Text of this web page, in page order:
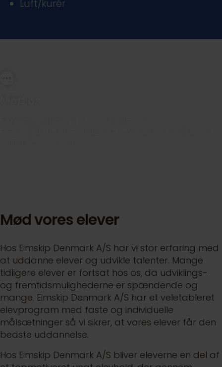
Luft/kurér
Mød vores elever
Hos Eimskip Denmark A/S har vi stor erfaring med
at uddanne elever og udvikle talenter. Mange
tidligere elever er fortsat hos os, da udviklings-
og fremtidsmulighederne er spændende og
mange. Eimskip Denmark A/S har et veletableret
elevprogram med faste og individuelle
målsætninger så vi sikrer, at vores elever får den
bedste uddannelse.
Hos Eimskip Denmark A/S bliver eleverne en del af